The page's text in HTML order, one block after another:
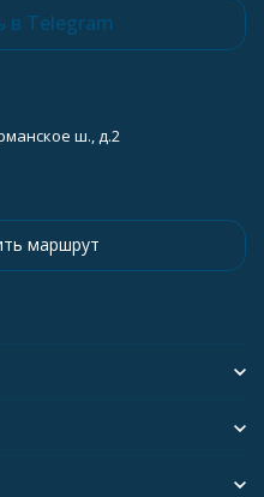
в Telegram
ш., д.2
маршрут